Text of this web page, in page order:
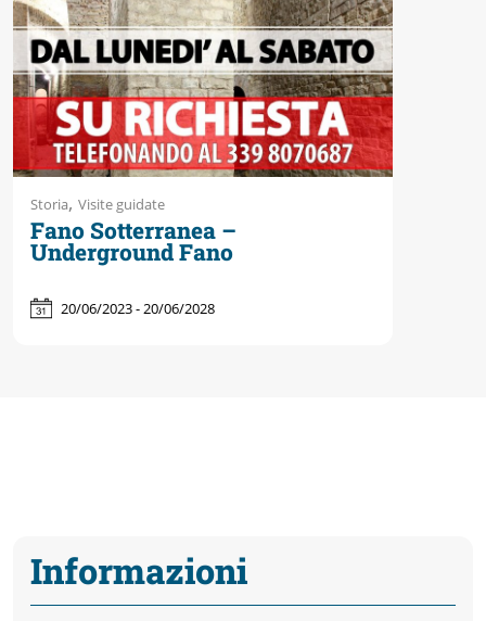
Storia, Visite guidate
Fano Sotterranea –
Underground Fano
20/06/2023 - 20/06/2028
Informazioni